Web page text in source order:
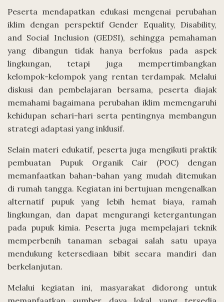
Peserta mendapatkan edukasi mengenai perubahan
iklim dengan perspektif Gender Equality, Disability,
and Social Inclusion (GEDSI), sehingga pemahaman
yang dibangun tidak hanya berfokus pada aspek
lingkungan, tetapi juga mempertimbangkan
kelompok-kelompok yang rentan terdampak. Melalui
diskusi dan pembelajaran bersama, peserta diajak
memahami bagaimana perubahan iklim memengaruhi
kehidupan sehari-hari serta pentingnya membangun
strategi adaptasi yang inklusif.
Selain materi edukatif, peserta juga mengikuti praktik
pembuatan Pupuk Organik Cair (POC) dengan
memanfaatkan bahan-bahan yang mudah ditemukan
di rumah tangga. Kegiatan ini bertujuan mengenalkan
alternatif pupuk yang lebih hemat biaya, ramah
lingkungan, dan dapat mengurangi ketergantungan
pada pupuk kimia. Peserta juga mempelajari teknik
memperbenih tanaman sebagai salah satu upaya
mendukung ketersediaan bibit secara mandiri dan
berkelanjutan.
Melalui kegiatan ini, masyarakat didorong untuk